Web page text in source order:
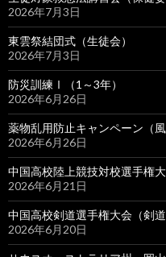
2026年7月3日
東雲祭結団式（生徒会）
2026年7月3日
防災訓練Ⅰ（1～3年）
2026年6月26日
薬物乱用防止キャンペーン（風
2026年6月26日
中国高校陸上競技対校選手権大
2026年6月21日
中国高校剣道選手権大会（剣道
2026年6月20日